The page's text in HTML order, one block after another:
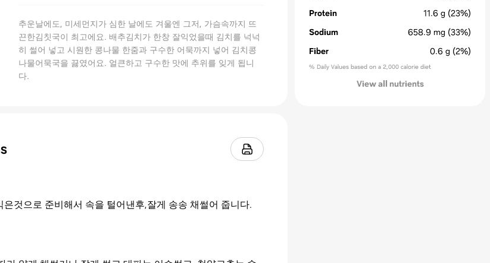
추운날에도, 미세먼지가 심한 날에도 겨울엔 그저, 가슴속까지 뜨
끈한김칫국이 최고에요. 배추김치가 한창 잘익었을때 김치를 넉넉
히 썰어 넣고 시원한 ​콩나물 한줌과 구수한 어묵까지 넣어 김치콩
나물어묵국을 끓였어요. 얼큰하고 구수한 맛에 추위를 잊게 됩니
다.
은것으로 준비해서 속을 털어낸후,잘게 송송 채썰어 줍니다.
Protein
11.6 g (23%)
Sodium
658.9 mg (33%)
Fiber
0.6 g (2%)
% Daily Values based on a 2,000 calorie diet
View all nutrients